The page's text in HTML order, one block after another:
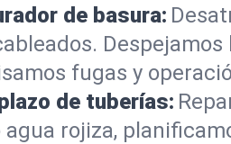
de basura:
fugas y
de tuberías:
rojiza,